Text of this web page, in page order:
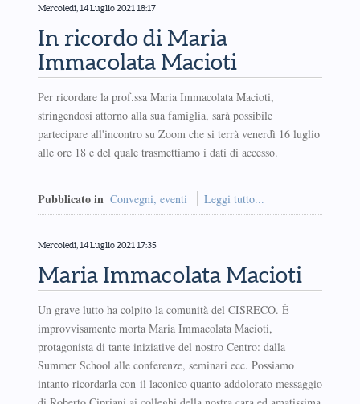
Mercoledì, 14 Luglio 2021 18:17
In ricordo di Maria
Immacolata Macioti
Per ricordare la prof.ssa Maria Immacolata Macioti,
stringendosi attorno alla sua famiglia, sarà possibile
partecipare all'incontro su Zoom che si terrà venerdì 16 luglio
alle ore 18 e del quale trasmettiamo i dati di accesso.
Pubblicato in Convegni, eventi Leggi tutto...
Mercoledì, 14 Luglio 2021 17:35
Maria Immacolata Macioti
Un grave lutto ha colpito la comunità del CISRECO. È
improvvisamente morta Maria Immacolata Macioti,
protagonista di tante iniziative del nostro Centro: dalla
Summer School alle conferenze, seminari ecc. Possiamo
intanto ricordarla con il laconico quanto addolorato messaggio